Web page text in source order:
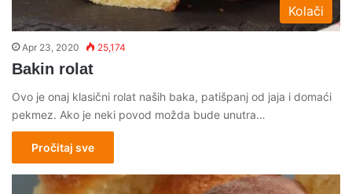
Kolači
Apr 23, 2020 25,174
Bakin rolat
Ovo je onaj klasični rolat naših baka, patišpanj od jaja i domaći
pekmez. Ako je neki povod možda bude unutra…
Pročitaj sve